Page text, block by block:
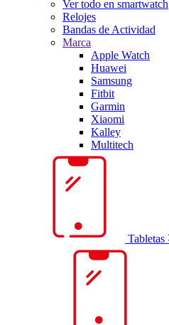
Ver todo en smartwatch
Relojes
Bandas de Actividad
Marca
Apple Watch
Huawei
Samsung
Fitbit
Garmin
Xiaomi
Kalley
Multitech
Tabletas